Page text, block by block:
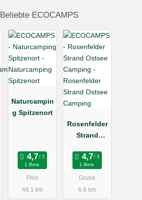
Beliebte ECOCAMPS
Naturcampin
g Spitzenort
1 Bew.
Plön
48.1 km
Rosenfelder
Strand
Camping
1 Bew.
Grube
6.6 km